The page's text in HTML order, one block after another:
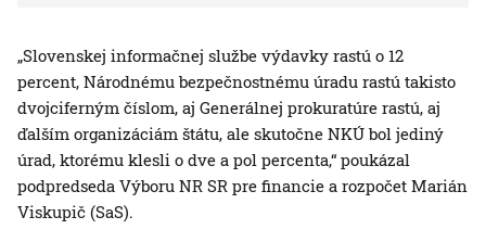
„Slovenskej informačnej službe výdavky rastú o 12
percent, Národnému bezpečnostnému úradu rastú takisto
dvojciferným číslom, aj Generálnej prokuratúre rastú, aj
ďalším organizáciám štátu, ale skutočne NKÚ bol jediný
úrad, ktorému klesli o dve a pol percenta,“ poukázal
podpredseda Výboru NR SR pre financie a rozpočet Marián
Viskupič (SaS).